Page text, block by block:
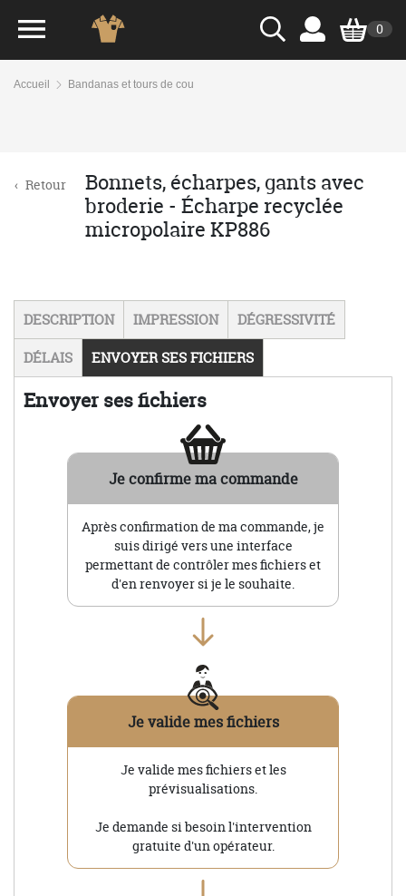
0
Accueil Bandanas et tours de cou
‹ Retour
Bonnets, écharpes, gants avec
broderie - Écharpe recyclée
micropolaire KP886
DESCRIPTION IMPRESSION
DÉGRESSIVITÉ
DÉLAIS
ENVOYER SES FICHIERS
Envoyer ses fichiers
Je confirme ma commande
Après confirmation de ma commande, je
suis dirigé vers une interface
permettant de contrôler mes fichiers et
d'en renvoyer si je le souhaite.
Je valide mes fichiers
Je valide mes fichiers et les
prévisualisations.
Je demande si besoin l'intervention
gratuite d'un opérateur.